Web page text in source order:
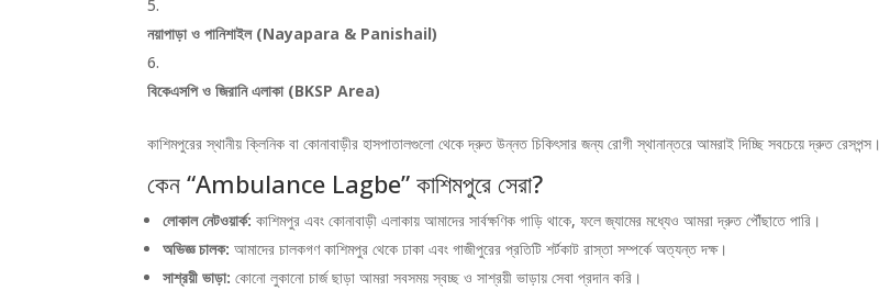
নয়াপাড়া ও পানিশাইল (Nayapara & Panishail)
বিকেএসপি ও জিরানি এলাকা (BKSP Area)
কাশিমপুরের স্থানীয় ক্লিনিক বা কোনাবাড়ীর হাসপাতালগুলো থেকে দ্রুত উন্নত চিকিৎসার জন্য রোগী স্থানান্তরে আমরাই দিচ্ছি সবচেয়ে দ্রুত রেসপন্স।
কেন “Ambulance Lagbe” কাশিমপুরে সেরা?
লোকাল নেটওয়ার্ক: কাশিমপুর এবং কোনাবাড়ী এলাকায় আমাদের সার্বক্ষণিক গাড়ি থাকে, ফলে জ্যামের মধ্যেও আমরা দ্রুত পৌঁছাতে পারি।
অভিজ্ঞ চালক: আমাদের চালকগণ কাশিমপুর থেকে ঢাকা এবং গাজীপুরের প্রতিটি শর্টকাট রাস্তা সম্পর্কে অত্যন্ত দক্ষ।
সাশ্রয়ী ভাড়া: কোনো লুকানো চার্জ ছাড়া আমরা সবসময় স্বচ্ছ ও সাশ্রয়ী ভাড়ায় সেবা প্রদান করি।